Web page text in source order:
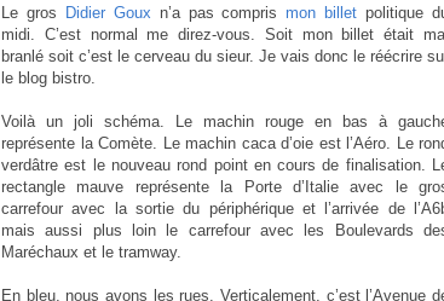
Le gros Didier Goux n’a pas compris mon billet politique
midi. C’est normal me direz-vous. Soit mon billet était mal
branlé soit c’est le cerveau du sieur. Je vais donc le réécrire
le blog bistro.
Voilà un joli schéma. Le machin rouge en bas à
représente la Comète. Le machin caca d’oie est l’Aéro. Le
verdâtre est le nouveau rond point en cours de finalisation.
rectangle mauve représente la Porte d’Italie avec le
carrefour avec la sortie du périphérique et l’arrivée de
mais aussi plus loin le carrefour avec les Boulevards
Maréchaux et le tramway.
En bleu, nous avons les rues. Verticalement, c’est l’Avenue